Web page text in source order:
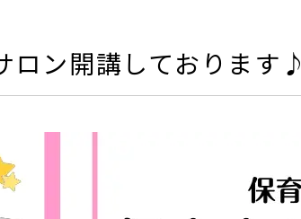
ロン開講しております♪